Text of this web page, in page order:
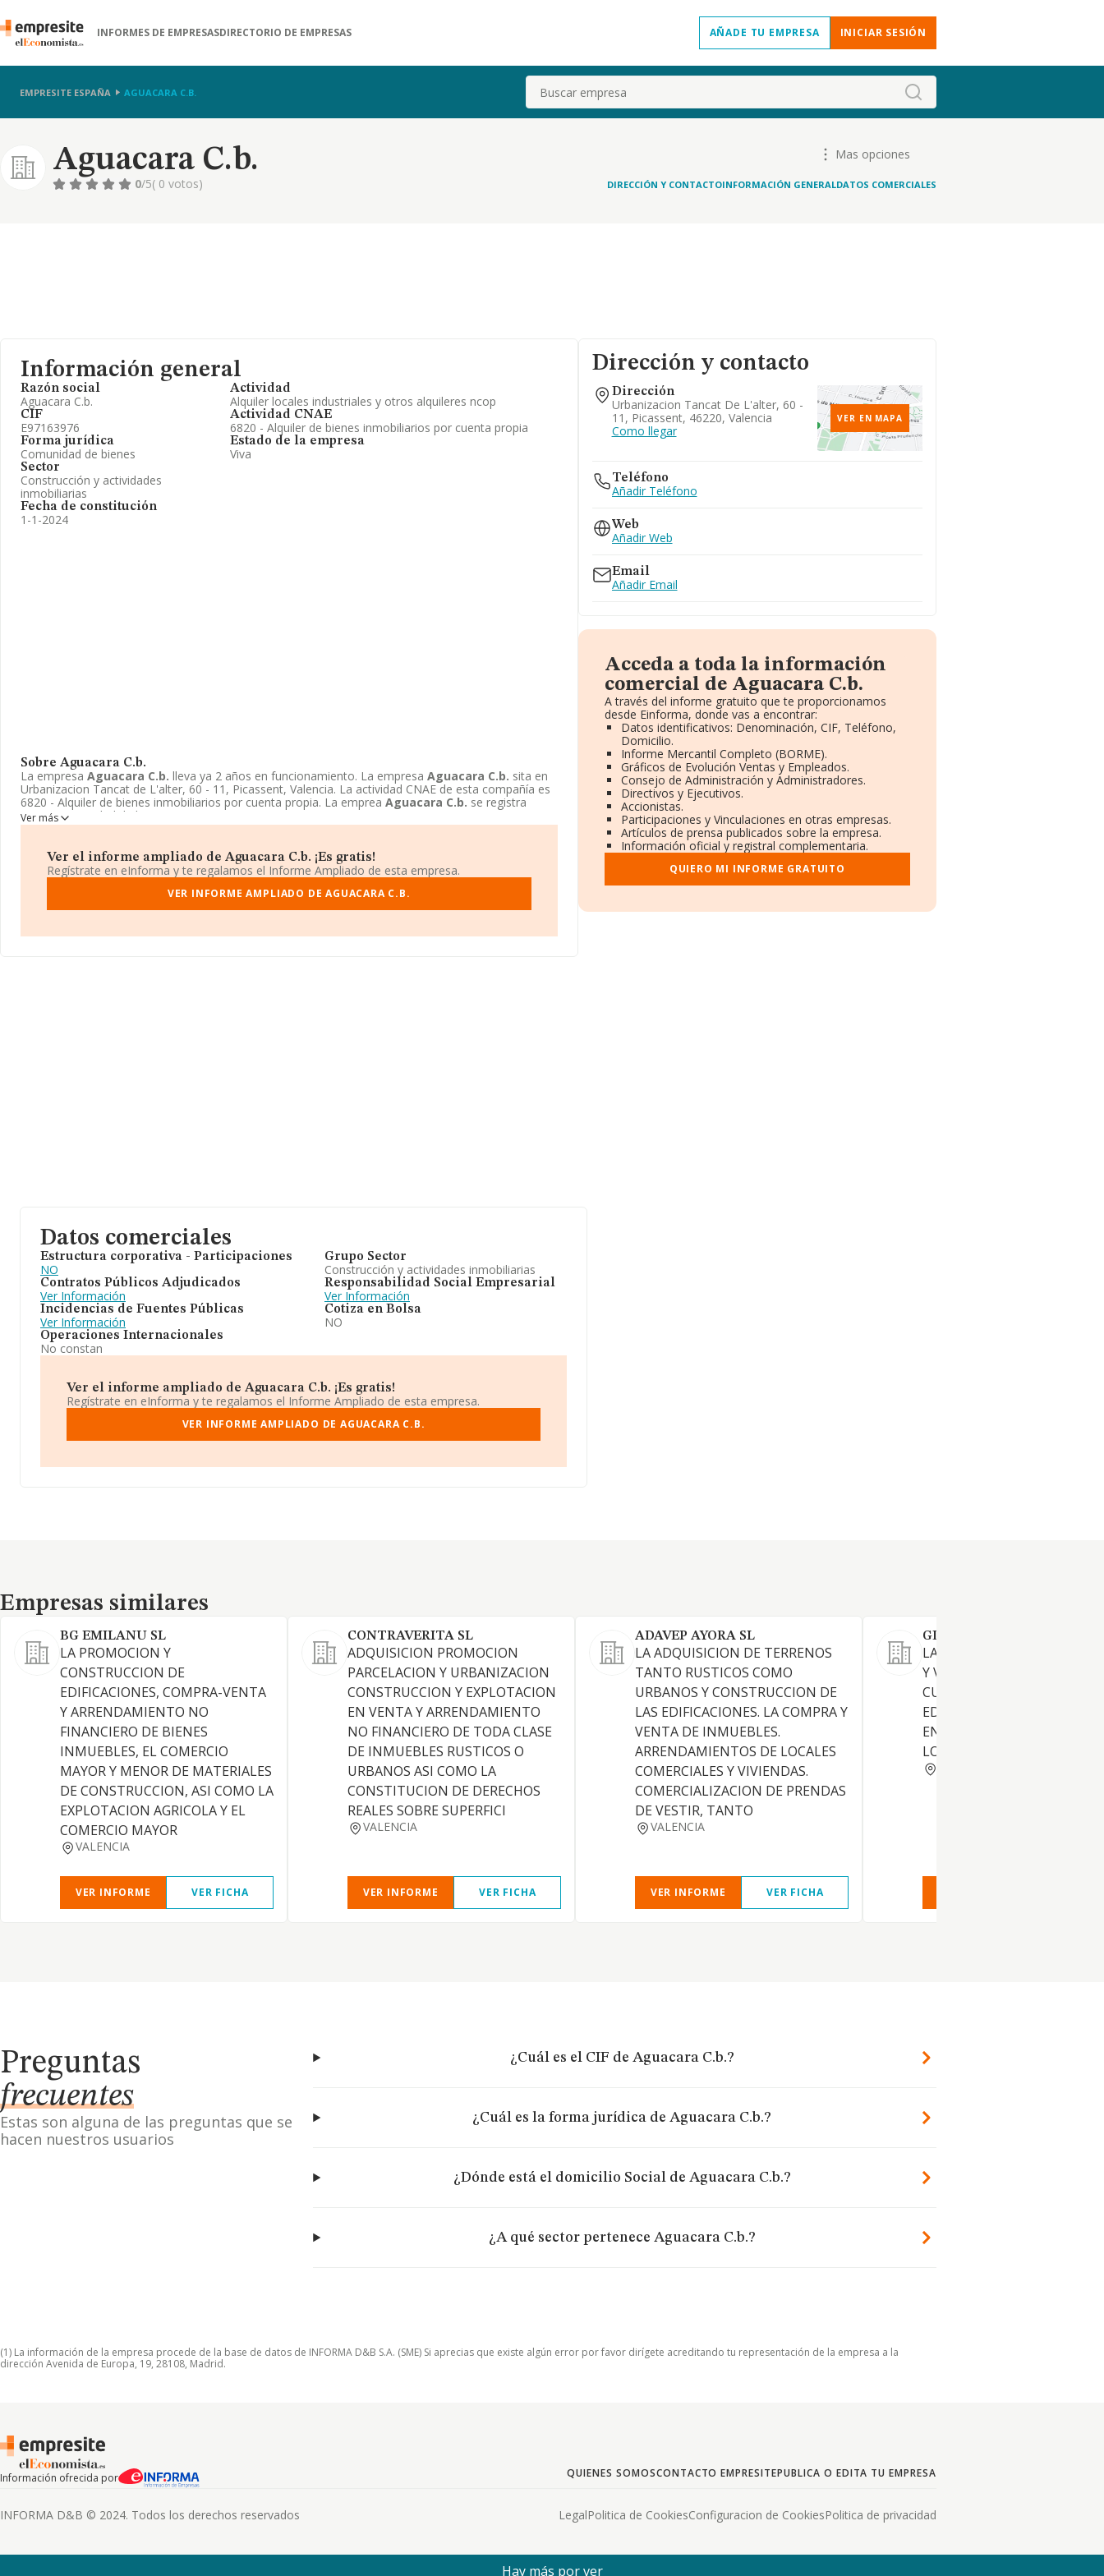
INFORMES DE EMPRESASDIRECTORIO DE EMPRESAS AÑADE TU EMPRESA INICIAR SESIÓN
EMPRESITE ESPAÑA AGUACARA C.B. Buscar
Aguacara C.b.
Mas opciones
0/5( 0 votos) DIRECCIÓN Y CONTACTOINFORMACIÓN GENERALDATOS COMERCIALES
Información general
Razón social
Aguacara C.b.
CIF
E97163976
Forma jurídica
Comunidad de bienes
Sector
Construcción y actividades
inmobiliarias
Fecha de constitución
1-1-2024
Actividad
Alquiler locales industriales y otros alquileres ncop
Actividad CNAE
6820 - Alquiler de bienes inmobiliarios por cuenta propia
Estado de la empresa
Viva
Sobre Aguacara C.b.
La empresa Aguacara C.b. lleva ya 2 años en funcionamiento. La empresa Aguacara C.b. sita en
Urbanizacion Tancat de L'alter, 60 - 11, Picassent, Valencia. La actividad CNAE de esta compañía es
6820 - Alquiler de bienes inmobiliarios por cuenta propia. La emprea Aguacara C.b. se registra
como Comunidad de bienes.
Ver más
Ver el informe ampliado de Aguacara C.b. ¡Es gratis!
Regístrate en eInforma y te regalamos el Informe Ampliado de esta empresa.
VER INFORME AMPLIADO DE AGUACARA C.B.
Dirección y contacto
Dirección
Urbanizacion Tancat De L'alter, 60 -
11, Picassent, 46220, Valencia
Como llegar
VER EN MAPA
Teléfono
Añadir Teléfono
Web
Añadir Web
Email
Añadir Email
Acceda a toda la información
comercial de Aguacara C.b.
A través del informe gratuito que te proporcionamos
desde Einforma, donde vas a encontrar:
Datos identificativos: Denominación, CIF, Teléfono,
Domicilio.
Informe Mercantil Completo (BORME).
Gráficos de Evolución Ventas y Empleados.
Consejo de Administración y Administradores.
Directivos y Ejecutivos.
Accionistas.
Participaciones y Vinculaciones en otras empresas.
Artículos de prensa publicados sobre la empresa.
Información oficial y registral complementaria.
QUIERO MI INFORME GRATUITO
Datos comerciales
Estructura corporativa - Participaciones
NO
Contratos Públicos Adjudicados
Ver Información
Incidencias de Fuentes Públicas
Ver Información
Operaciones Internacionales
No constan
Grupo Sector
Construcción y actividades inmobiliarias
Responsabilidad Social Empresarial
Ver Información
Cotiza en Bolsa
NO
Ver el informe ampliado de Aguacara C.b. ¡Es gratis!
Regístrate en eInforma y te regalamos el Informe Ampliado de esta empresa.
VER INFORME AMPLIADO DE AGUACARA C.B.
Empresas similares
Empresas similares
BG EMILANU SL
LA PROMOCION Y
CONSTRUCCION DE
EDIFICACIONES, COMPRA-VENTA
Y ARRENDAMIENTO NO
FINANCIERO DE BIENES
INMUEBLES, EL COMERCIO
MAYOR Y MENOR DE MATERIALES
DE CONSTRUCCION, ASI COMO LA
EXPLOTACION AGRICOLA Y EL
COMERCIO MAYOR
VALENCIA
VER INFORME VER FICHA
CONTRAVERITA SL
ADQUISICION PROMOCION
PARCELACION Y URBANIZACION
CONSTRUCCION Y EXPLOTACION
EN VENTA Y ARRENDAMIENTO
NO FINANCIERO DE TODA CLASE
DE INMUEBLES RUSTICOS O
URBANOS ASI COMO LA
CONSTITUCION DE DERECHOS
REALES SOBRE SUPERFICI
VALENCIA
VER INFORME VER FICHA
ADAVEP AYORA SL
LA ADQUISICION DE TERRENOS
TANTO RUSTICOS COMO
URBANOS Y CONSTRUCCION DE
LAS EDIFICACIONES. LA COMPRA Y
VENTA DE INMUEBLES.
ARRENDAMIENTOS DE LOCALES
COMERCIALES Y VIVIENDAS.
COMERCIALIZACION DE PRENDAS
DE VESTIR, TANTO
VALENCIA
VER INFORME VER FICHA
GD 8 SL
LA PROMOCION,
Y VENTA, EXPLOTACION POR
CUALQUIER TITULO
EDIFICIOS DE CUALQUIER
EN SU CONJUNTO O POR
LOCALES Y VIVIENDAS.
Preguntas
frecuentes
Estas son alguna de las preguntas que se
hacen nuestros usuarios
¿Cuál es el CIF de Aguacara C.b.?
¿Cuál es la forma jurídica de Aguacara C.b.?
¿Dónde está el domicilio Social de Aguacara C.b.?
¿A qué sector pertenece Aguacara C.b.?
(1) La información de la empresa procede de la base de datos de INFORMA D&B S.A. (SME) Si aprecias que existe algún error por favor dirígete acreditando tu representación de la empresa a la
dirección Avenida de Europa, 19, 28108, Madrid.
Información ofrecida por QUIENES SOMOSCONTACTO EMPRESITEPUBLICA O EDITA TU EMPRESA
INFORMA D&B © 2024. Todos los derechos reservados LegalPolitica de CookiesConfiguracion de CookiesPolitica de privacidad
Hay más por ver